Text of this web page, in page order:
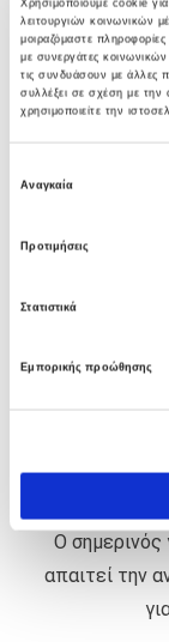
Χρησιμοποιούμε cookie
λειτουργιών κοινωνικών
μοιραζόμαστε
με συνεργάτες
τις συνδυάσουν με άλλες
συλλέξει σε σχέση με
χρησιμοποιείτε την
Αναγκαία
Προτιμήσεις
Στατιστικά
Εμπορικής προώθησης
γκάμα
Η πολυετής
ERP αλλα
εγγυάται
Ο σημερινός
απαιτεί την